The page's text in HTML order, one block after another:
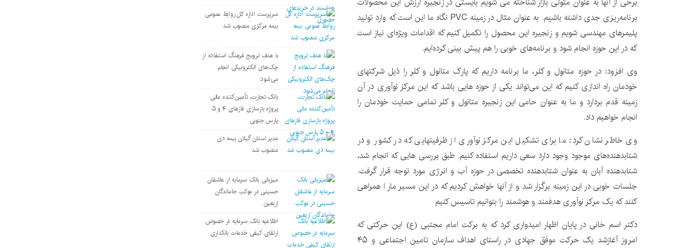
برنامه‌ریزی جدی داشته باشیم. به عنوان مثال در زمینه PVC نگاه ما این است که وارد تولید
پلیمرهای مهندسی شویم و زنجیره این محصول را تکمیل کنیم که اقدامات ویژه‌ای نیاز است
که در این حوزه انجام شود و برنامه‌های خوبی را هم پیش بینی کرده‌ایم.
وی افزود: در حوزه متانول و کلر، ما برنامه داریم که پارک متانول و کلر را ذیل شرکتهای
خودمان راه اندازی کنیم که این می‌تواند یکی از حوزه هایی باشد که این مرکز نوآوری در آن
زمینه قدم بردارد و ما به عنوان حامی این زنجیره متانول و کلر تمامی حمایت خودمان را
انجام خواهیم داد.
وی خاطر نشان کرد: ما برای تشکیل این مرکز نوآوری از ظرفیتهایی که در کشور و در
شتابدهنده‌های موجود وجود دارد سعی داریم استفاده کنیم. طبق بررسی هایی که انجام شد،
شتابدهنده آبان به عنوان شتابدهنده تخصصی در حوزه آب و انرژی مورد توجه قرار گرفت.
جلسات خوبی در این زمینه برگزار شد و از آنها خواهش کردیم که در این مسیر مار ا همراهی
کنند که یک مرکز نوآوری هدفمند و هوشمند را بتوانیم تاسیس کنیم
دکتر اسم خانی در پایان اظهار امیدواری کرد که به برکت امام مجتبی (ع) این حرکتی که
امروز آغازشد یک حرکت موفق جهادی در راستای اهداف سازمان تامین اجتماعی و ۴۵
سرپرست اداره كل روابط عمومی
بیمه مركزی منصوب شد
با هدف ترویج فرهنگ استفاده از
چک‌های الکترونیکی انجام
می‌شود:
بانک تجارت، تأمین‌کننده مالی
پروژه بازسازی فازهای ۴ و ۵
پارس جنوبی
مدیر استان گیلان بیمه دی
منصوب شد
میزبانی بانک سرمایه از عاشقان
حسینی در موکب جاماندگان
اربعین
اطلاعیه بانک سرمایه در خصوص
ارتقای کیفی خدمات بانکداری